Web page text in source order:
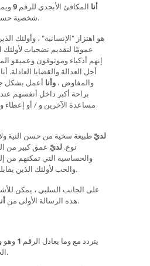
أنا المكافئ الأبجدي للرقم 9
شخصية حساسة وعطوفة وإنسانية.
عمومًا لتقديم تضحيات
إنهم أذكياء وموثوقون وعميقو
أجل العدالة والقضايا العادلة.
والمفاوض ، وأنا أعمل بشكل
براحة أكبر داخل أنفسهم
مساعدة الآخرين و / أو إعطاء
لديّ طبيعة سخية من حسن النية
نوع. لديّ عمق كبير من
والحساسية التي تمكنهم من
والحب لأولئك الذين يقابلونهم و / أو يساعدونهم.
على الجانب السلبي ، يمكن
هذه الرسالة الأولى منأن تكون سيئة المزاج.
يتردد مع وما يعادل الرقم 1 وهو
الحروف الأبجدية وتأثيرها.